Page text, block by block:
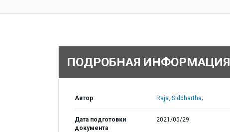
ПОДРОБНАЯ ИНФОРМАЦИЯ
Автор Raja, Siddhartha;
Дата подготовки
документа
2021/05/29